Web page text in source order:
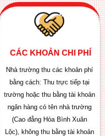
CÁC KHOẢN CHI PHÍ
Nhà trường thu các khoản phí
bằng cách: Thu trực tiếp tại
trường hoặc thu bằng tài khoản
ngân hàng có tên nhà trường
(Cao đẳng Hòa Bình Xuân
Lộc), không thu bằng tài khoản